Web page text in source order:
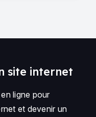
site internet
ligne pour
et devenir un